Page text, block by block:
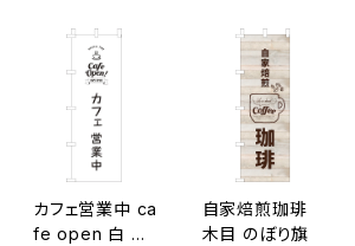
カフェ営業中 ca
fe open 白 の
自家焙煎珈琲
木目 のぼり旗